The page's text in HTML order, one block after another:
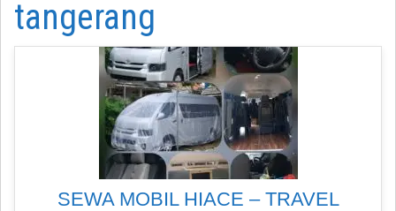
tangerang
SEWA MOBIL HIACE – TRAVEL